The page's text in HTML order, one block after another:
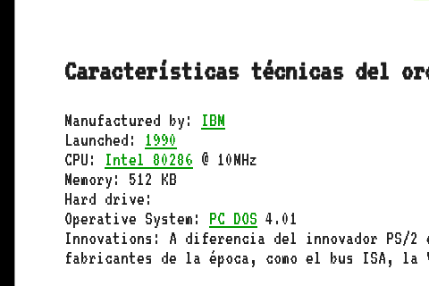
Características técnicas del
Manufactured by: IBM
Launched: 1990
CPU: Intel 80286 @ 10MHz
Memory: 512 KB
Hard drive:
Operative System: PC DOS 4.01
Innovations: A diferencia del innovador PS/2
fabricantes de la época, como el bus ISA, la